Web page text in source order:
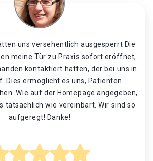
uns versehentlich ausgesperrt Die
meine Tür zu Praxis sofort eröffnet,
kontaktiert hatten, der bei uns in
Dies ermöglicht es uns, Patienten
Wie auf der Homepage angegeben,
tatsächlich wie vereinbart. Wir sind so
aufgeregt! Danke!